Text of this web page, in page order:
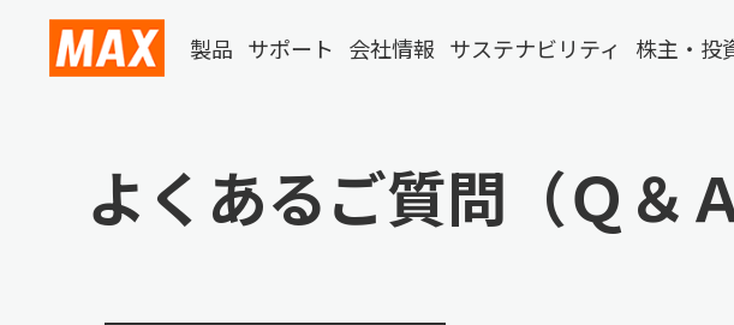
製品 サポート 会社情報 サステナビリティ 株主・投
よくあるご質問（Ｑ＆